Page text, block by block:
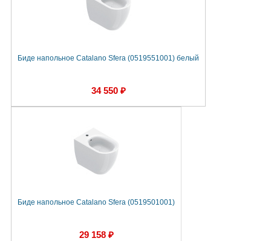
Биде напольное Catalano Sfera (0519551001) белый
34 550 ₽
Биде напольное Catalano Sfera (0519501001)
29 158 ₽